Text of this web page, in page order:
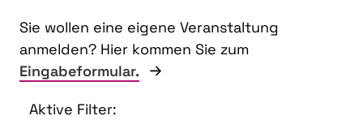
Sie wollen eine eigene Veranstaltung
anmelden? Hier kommen Sie zum
Eingabeformular.
Aktive Filter: